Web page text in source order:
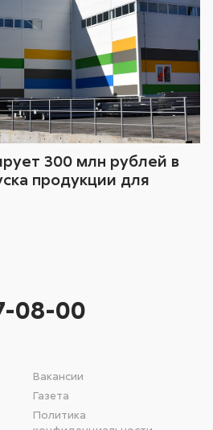
300 млн рублей в
продукции для
Вакансии
Газета
Политика
08-00